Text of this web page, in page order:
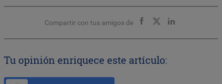
Compartir con tus amigos de
Tu opinión enriquece este artículo: